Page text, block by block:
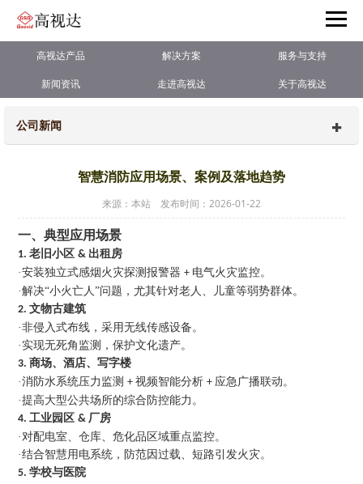
高视达产品 解决方案 服务与支持
新闻资讯 走进高视达 关于高视达
公司新闻
智慧消防应用场景、案例及落地趋势
来源：本站 发布时间：2026-01-22
一、典型应用场景
1. 老旧小区 & 出租房
·安装独立式感烟火灾探测报警器 + 电气火灾监控。
·解决“小火亡人”问题，尤其针对老人、儿童等弱势群体。
2. 文物古建筑
·非侵入式布线，采用无线传感设备。
· 实现无死角监测，保护文化遗产。
3. 商场、酒店、写字楼
·消防水系统压力监测 + 视频智能分析 + 应急广播联动。
·提高大型公共场所的综合防控能力。
4. 工业园区 & 厂房
·对配电室、仓库、危化品区域重点监控。
·结合智慧用电系统，防范因过载、短路引发火灾。
5. 学校与医院